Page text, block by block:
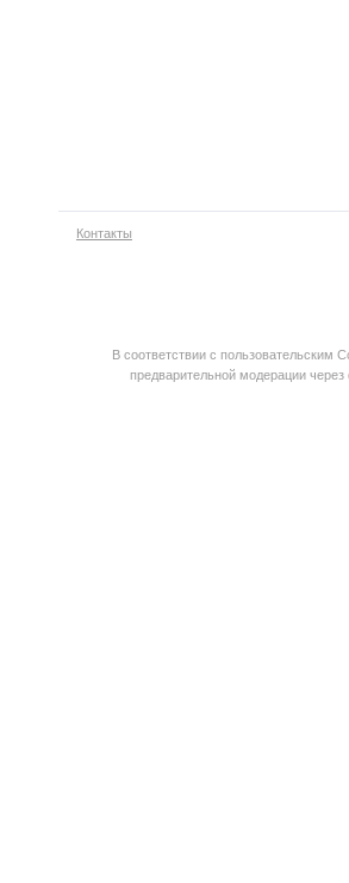
Контакты
В соответствии с пользовательским
предварительной модерации